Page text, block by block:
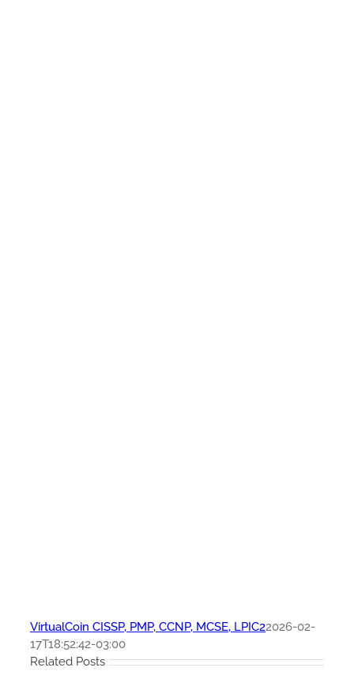
VirtualCoin CISSP, PMP, CCNP, MCSE, LPIC22026-02-
17T18:52:42-03:00
Related Posts